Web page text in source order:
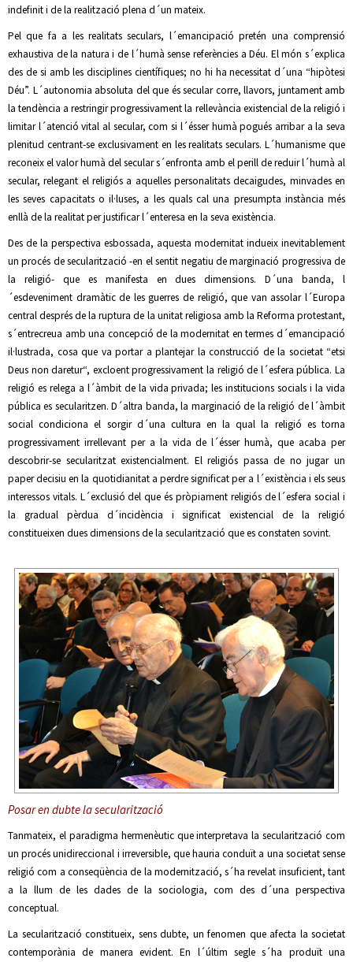
indefinit i de la realització plena d´un mateix.
Pel que fa a les realitats seculars, l´emancipació pretén una comprensió
exhaustiva de la natura i de l´humà sense referències a Déu. El món s´explica
des de si amb les disciplines científiques; no hi ha necessitat d´una “hipòtesi
Déu”. L´autonomia absoluta del que és secular corre, llavors, juntament amb
la tendència a restringir progressivament la rellevància existencial de la religió i
limitar l´atenció vital al secular, com si l´ésser humà pogués arribar a la seva
plenitud centrant-se exclusivament en les realitats seculars. L´humanisme que
reconeix el valor humà del secular s´enfronta amb el perill de reduir l´humà al
secular, relegant el religiós a aquelles personalitats decaigudes, minvades en
les seves capacitats o il·luses, a les quals cal una presumpta instància més
enllà de la realitat per justificar l´enteresa en la seva existència.
Des de la perspectiva esbossada, aquesta modernitat indueix inevitablement
un procés de secularització -en el sentit negatiu de marginació progressiva de
la religió- que es manifesta en dues dimensions. D´una banda, l
´esdeveniment dramàtic de les guerres de religió, que van assolar l´Europa
central després de la ruptura de la unitat religiosa amb la Reforma protestant,
s´entrecreua amb una concepció de la modernitat en termes d´emancipació
il·lustrada, cosa que va portar a plantejar la construcció de la societat “etsi
Deus non daretur“, excloent progressivament la religió de l´esfera pública. La
religió es relega a l´àmbit de la vida privada; les institucions socials i la vida
pública es secularitzen. D´altra banda, la marginació de la religió de l´àmbit
social condiciona el sorgir d´una cultura en la qual la religió es torna
progressivament irrellevant per a la vida de l´ésser humà, que acaba per
descobrir-se secularitzat existencialment. El religiós passa de no jugar un
paper decisiu en la quotidianitat a perdre significat per a l´existència i els seus
interessos vitals. L´exclusió del que és pròpiament religiós de l´esfera social i
la gradual pèrdua d´incidència i significat existencial de la religió
constitueixen dues dimensions de la secularització que es constaten sovint.
Posar en dubte la secularització
Tanmateix, el paradigma hermenèutic que interpretava la secularització com
un procés unidireccional i irreversible, que hauria conduït a una societat sense
religió com a conseqüència de la modernització, s´ha revelat insuficient, tant
a la llum de les dades de la sociologia, com des d´una perspectiva
conceptual.
La secularització constitueix, sens dubte, un fenomen que afecta la societat
contemporània de manera evident. En l´últim segle s´ha produït una